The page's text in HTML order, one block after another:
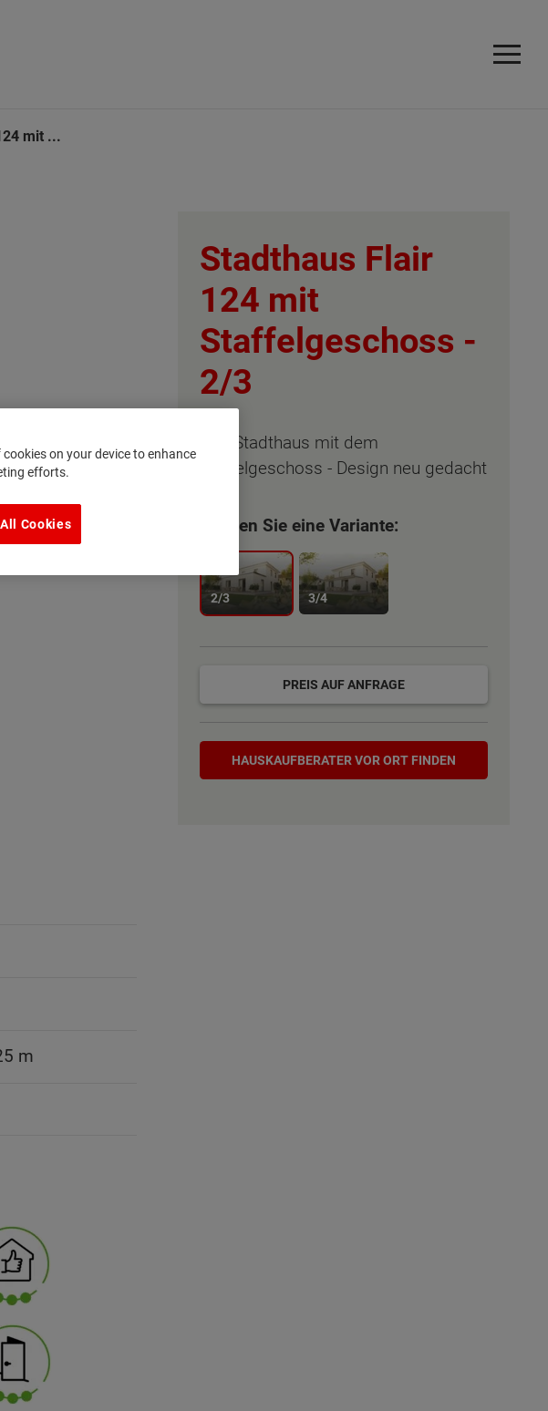
mit ...
m
Stadthaus Flair
124 mit
Staffelgeschoss -
2/3
Das Stadthaus mit dem
Staffelgeschoss - Design neu gedacht
Wählen Sie eine Variante:
2/3 3/4
PREIS AUF ANFRAGE
Hauskaufberater
HAUSKAUF­BERATER VOR ORT FINDEN
on your device to enhance
efforts.
Cookies